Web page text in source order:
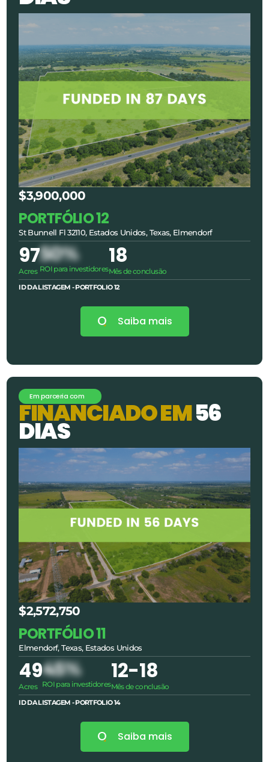
$3,900,000
PORTFÓLIO 12
St Bunnell Fl 32110, Estados Unidos, Texas, Elmendorf
97
Acres
50%
ROI para investidores
18
Mês de conclusão
ID DA LISTAGEM - PORTFOLIO12
Saiba mais
Em parceria com
FINANCIADOEM56
DIAS
$2,572,750
PORTFÓLIO 11
Elmendorf, Texas, Estados Unidos
49
Acres
45%
ROI para investidores
12-18
Mês de conclusão
ID DA LISTAGEM - PORTFOLIO14
Saiba mais